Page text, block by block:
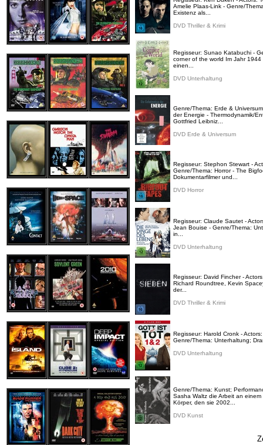
Amelie Plaas-Link - Genre/
Existenz als...
DVD Thriller & Krimi
Regisseur: Sunao Katabuchi -
corner of the world Im Jahr
einen...
DVD Unterhaltung
Genre/Thema: Erde &
der Energie - Thermodynamik/
Gottfried Leibniz...
DVD Erde & Universum
Regisseur: Stephon Stewart -
Genre/Thema: Horror - The
Dokumentarfilmer und...
DVD Horror
Regisseur: Claude Sautet -
Jean Bouise - Genre/Thema:
in...
DVD Unterhaltung
Regisseur: David Fincher -
Richard Roundtree, Kevin
der...
DVD Thriller & Krimi
Regisseur: Harold Cronk -
Genre/Thema: Unterhaltung;
DVD Unterhaltung
Genre/Thema: Kunst;
Sasha Waltz die Arbeit an
Körper, den sie 2002...
DVD Kunst